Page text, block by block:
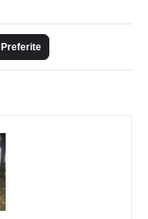
Preferite